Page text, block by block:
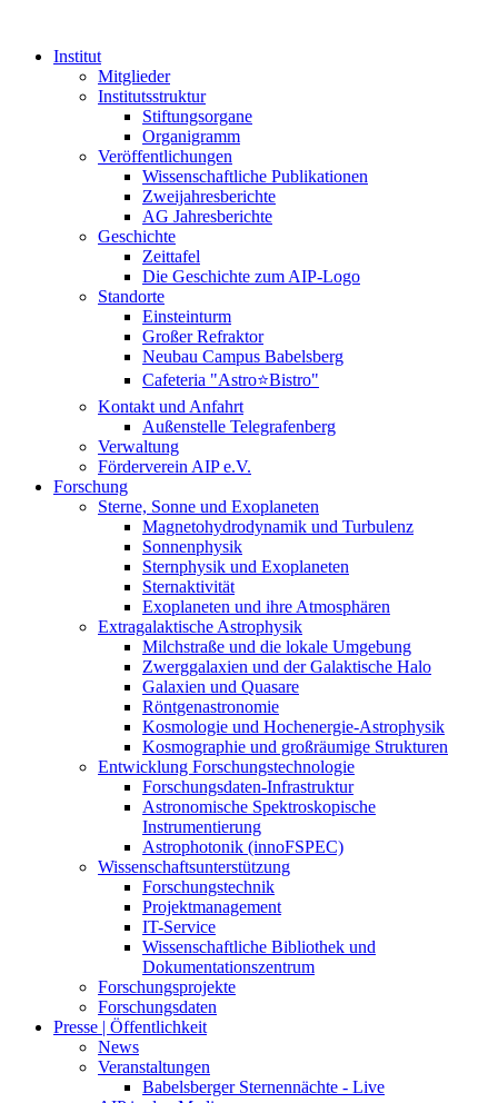
Institut
Mitglieder
Institutsstruktur
Stiftungsorgane
Organigramm
Veröffentlichungen
Wissenschaftliche Publikationen
Zweijahresberichte
AG Jahresberichte
Geschichte
Zeittafel
Die Geschichte zum AIP-Logo
Standorte
Einsteinturm
Großer Refraktor
Neubau Campus Babelsberg
Cafeteria "Astro⭐Bistro"
Kontakt und Anfahrt
Außenstelle Telegrafenberg
Verwaltung
Förderverein AIP e.V.
Forschung
Sterne, Sonne und Exoplaneten
Magnetohydrodynamik und Turbulenz
Sonnenphysik
Sternphysik und Exoplaneten
Sternaktivität
Exoplaneten und ihre Atmosphären
Extragalaktische Astrophysik
Milchstraße und die lokale Umgebung
Zwerggalaxien und der Galaktische Halo
Galaxien und Quasare
Röntgenastronomie
Kosmologie und Hochenergie-Astrophysik
Kosmographie und großräumige Strukturen
Entwicklung Forschungstechnologie
Forschungsdaten-Infrastruktur
Astronomische Spektroskopische
Instrumentierung
Astrophotonik (innoFSPEC)
Wissenschaftsunterstützung
Forschungstechnik
Projektmanagement
IT-Service
Wissenschaftliche Bibliothek und
Dokumentationszentrum
Forschungsprojekte
Forschungsdaten
Presse | Öffentlichkeit
News
Veranstaltungen
Babelsberger Sternennächte - Live